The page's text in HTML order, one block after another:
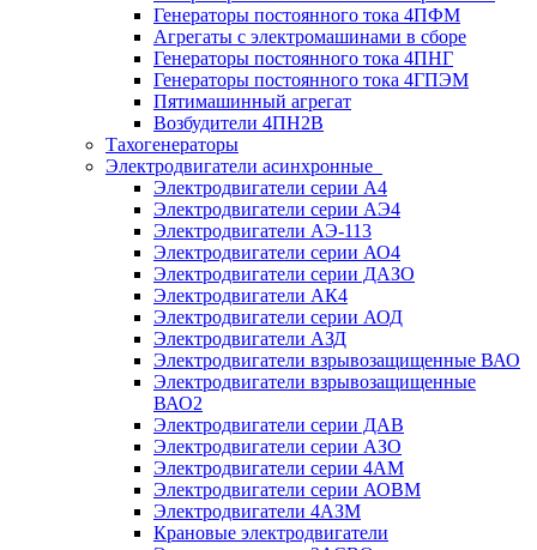
Генераторы постоянного тока 4ПФМ
Агрегаты с электромашинами в сборе
Генераторы постоянного тока 4ПНГ
Генераторы постоянного тока 4ГПЭМ
Пятимашинный агрегат
Возбудители 4ПН2В
Тахогенераторы
Электродвигатели асинхронные
Электродвигатели серии А4
Электродвигатели серии АЭ4
Электродвигатели АЭ-113
Электродвигатели серии АО4
Электродвигатели серии ДАЗО
Электродвигатели АК4
Электродвигатели серии АОД
Электродвигатели АЗД
Электродвигатели взрывозащищенные ВАО
Электродвигатели взрывозащищенные
ВАО2
Электродвигатели серии ДАВ
Электродвигатели серии АЗО
Электродвигатели серии 4АМ
Электродвигатели серии АОВМ
Электродвигатели 4АЗМ
Крановые электродвигатели